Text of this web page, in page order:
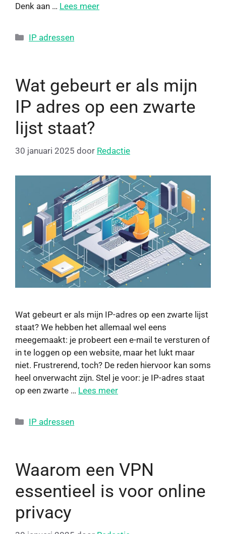
Denk aan … Lees meer
IP adressen
Wat gebeurt er als mijn
IP adres op een zwarte
lijst staat?
30 januari 2025 door Redactie
Wat gebeurt er als mijn IP-adres op een zwarte lijst
staat? We hebben het allemaal wel eens
meegemaakt: je probeert een e-mail te versturen of
in te loggen op een website, maar het lukt maar
niet. Frustrerend, toch? De reden hiervoor kan soms
heel onverwacht zijn. Stel je voor: je IP-adres staat
op een zwarte … Lees meer
IP adressen
Waarom een VPN
essentieel is voor online
privacy